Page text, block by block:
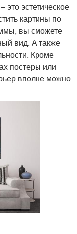
это эстетическое
картины по
вы сможете
вид. А также
Кроме
постеры или
вполне можно